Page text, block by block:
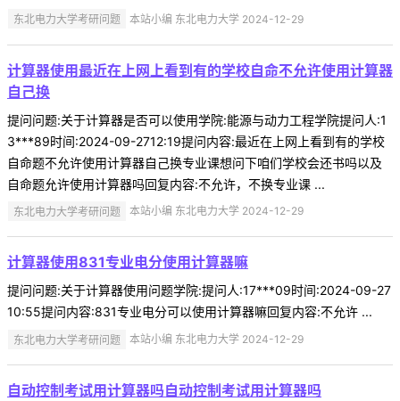
东北电力大学考研问题 本站小编 东北电力大学 2024-12-29
计算器使用最近在上网上看到有的学校自命不允许使用计算器
自己换
提问问题:关于计算器是否可以使用学院:能源与动力工程学院提问人:1
3***89时间:2024-09-2712:19提问内容:最近在上网上看到有的学校
自命题不允许使用计算器自己换专业课想问下咱们学校会还书吗以及
自命题允许使用计算器吗回复内容:不允许，不换专业课 ...
东北电力大学考研问题 本站小编 东北电力大学 2024-12-29
计算器使用831专业电分使用计算器嘛
提问问题:关于计算器使用问题学院:提问人:17***09时间:2024-09-27
10:55提问内容:831专业电分可以使用计算器嘛回复内容:不允许 ...
东北电力大学考研问题 本站小编 东北电力大学 2024-12-29
自动控制考试用计算器吗自动控制考试用计算器吗